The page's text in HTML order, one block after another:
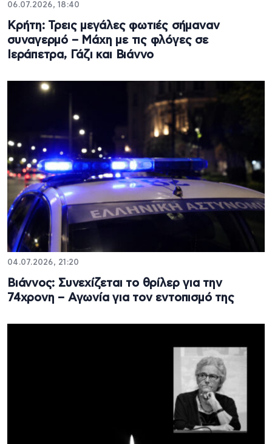
06.07.2026, 18:40
Κρήτη: Τρεις μεγάλες φωτιές σήμαναν
συναγερμό – Μάχη με τις φλόγες σε
Ιεράπετρα, Γάζι και Βιάννο
04.07.2026, 21:20
Βιάννος: Συνεχίζεται το θρίλερ για την
74χρονη – Αγωνία για τον εντοπισμό της